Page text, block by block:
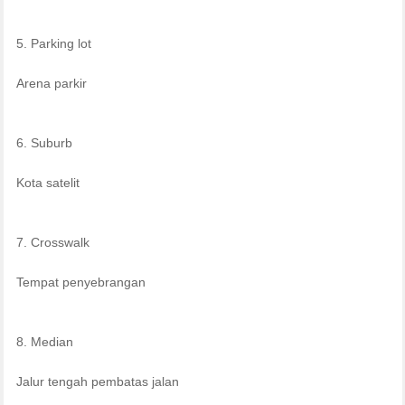
5. Parking lot
Arena parkir
6. Suburb
Kota satelit
7. Crosswalk
Tempat penyebrangan
8. Median
Jalur tengah pembatas jalan